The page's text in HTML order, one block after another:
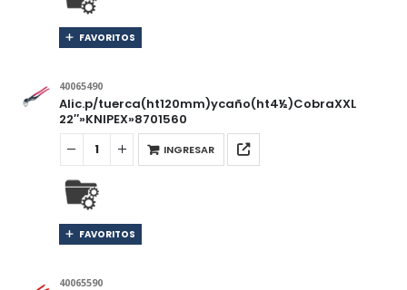
FAVORITOS
40065490
Alic.p/tuerca(ht120mm)ycaño(ht4½)CobraXXL
22″»KNIPEX»8701560
INGRESAR
FAVORITOS
40065590